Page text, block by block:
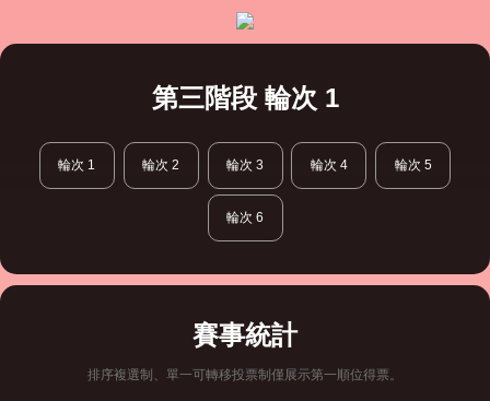
第三階段 輪次 1
輪次 1 輪次 2 輪次 3 輪次 4 輪次 5
輪次 6
賽事統計
排序複選制、單一可轉移投票制僅展示第一順位得票。